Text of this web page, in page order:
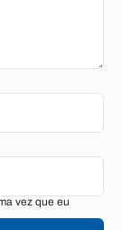
vez que eu